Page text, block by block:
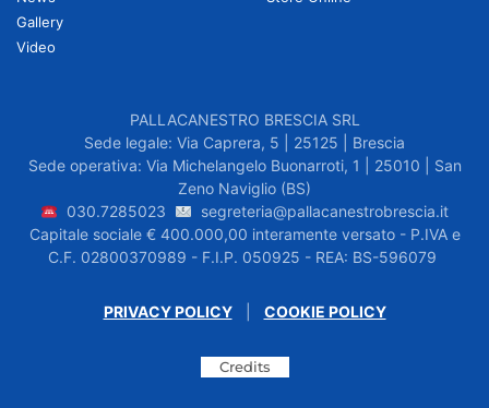
Gallery
Video
PALLACANESTRO BRESCIA SRL
Sede legale: Via Caprera, 5 | 25125 | Brescia
Sede operativa: Via Michelangelo Buonarroti, 1 | 25010 | San
Zeno Naviglio (BS)
030.7285023
segreteria@pallacanestrobrescia.it
Capitale sociale € 400.000,00 interamente versato - P.IVA e
C.F. 02800370989 - F.I.P. 050925 - REA: BS-596079
PRIVACY POLICY| COOKIE POLICY
Credits